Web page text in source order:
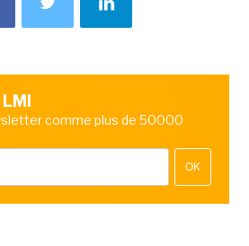
comme plus de 50000
OK